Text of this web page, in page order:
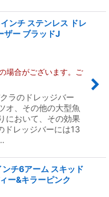
ンチ ステンレス ドレ
ザー ブラッドJ
場合がございます。ご
ラのドレッジバー
、その他の大型魚
において、その効果
ドレッジバーには13
チ6アーム スキッド
ー&キラーピンク